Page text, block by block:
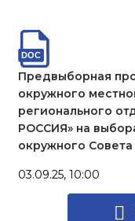
Предвыборная
окружного
регионального
РОССИЯ» на
окружного
03.09.25, 10:00